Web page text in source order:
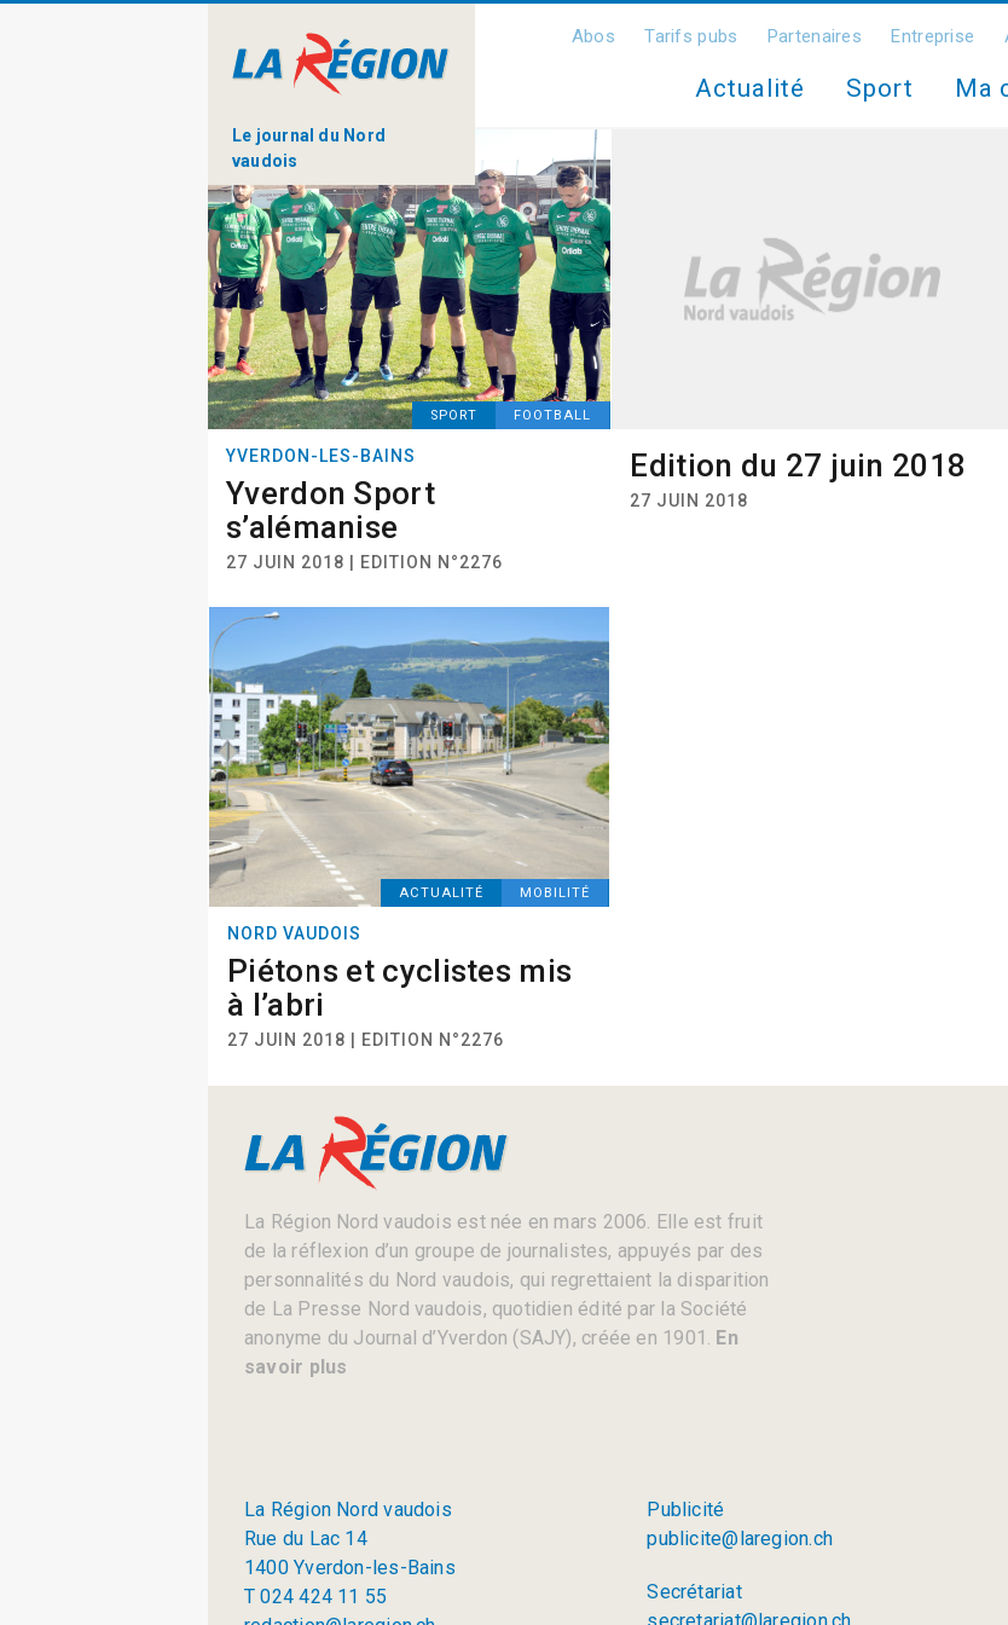
Le journal du Nord
vaudois
Abos Tarifs pubs Partenaires Entreprise
Actualité Sport Ma
SPORT FOOTBALL
YVERDON-LES-BAINS
Yverdon Sport
s’alémanise
27 JUIN 2018 | EDITION N°2276
Edition du 27 juin 2018
27 JUIN 2018
ACTUALITÉ MOBILITÉ
NORD VAUDOIS
Piétons et cyclistes mis
à l’abri
27 JUIN 2018 | EDITION N°2276
La Région Nord vaudois est née en mars 2006. Elle est fruit
de la réflexion d’un groupe de journalistes, appuyés par des
personnalités du Nord vaudois, qui regrettaient la disparition
de La Presse Nord vaudois, quotidien édité par la Société
anonyme du Journal d’Yverdon (SAJY), créée en 1901. En
savoir plus
La Région Nord vaudois
Rue du Lac 14
1400 Yverdon-les-Bains
T 024 424 11 55
Publicité
publicite@laregion.ch
Secrétariat